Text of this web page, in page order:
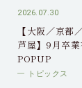
2026.07.30
【大阪／京都
芦屋】9月卒業
POPUP
トピックス